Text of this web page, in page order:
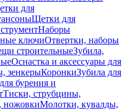
для
Щетки для
Наборы
ключиОтвертки, наборы
строительныеЗубила,
Оснастка и аксессуары для
зенкерыКоронкиЗубила для
бурения и
Тиски, струбцины,
ножовкиМолотки, кувалды,